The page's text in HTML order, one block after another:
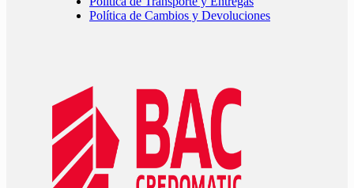
Política de Cambios y Devoluciones